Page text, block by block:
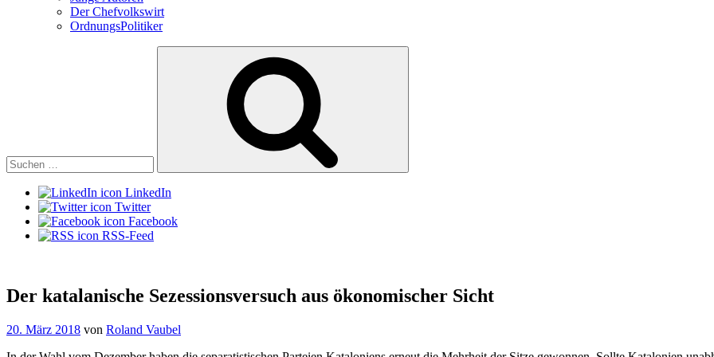
Der Chefvolkswirt
OrdnungsPolitiker
LinkedIn
Twitter
Facebook
RSS-Feed
Der katalanische Sezessionsversuch aus ökonomischer Sicht
Veröffentlicht
20. März 2018 von Roland Vaubel